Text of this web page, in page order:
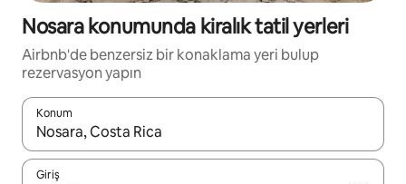
Nosara konumunda kiralık tatil yerleri
Airbnb'de benzersiz bir konaklama yeri bulup
rezervasyon yapın
Konum
Sonuçlar kullanılabilir olduğunda yukarı ve aşağı oklarıyla
Giriş